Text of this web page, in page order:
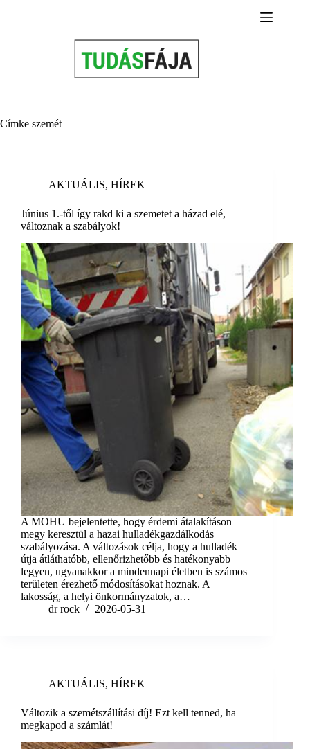
Címke szemét
AKTUÁLIS, HÍREK
Június 1.-től így rakd ki a szemetet a házad elé,
változnak a szabályok!
A MOHU bejelentette, hogy érdemi átalakításon
megy keresztül a hazai hulladékgazdálkodás
szabályozása. A változások célja, hogy a hulladék
útja átláthatóbb, ellenőrizhetőbb és hatékonyabb
legyen, ugyanakkor a mindennapi életben is számos
területen érezhető módosításokat hoznak. A
lakosság, a helyi önkormányzatok, a…
dr rock
2026-05-31
AKTUÁLIS, HÍREK
Változik a szemétszállítási díj! Ezt kell tenned, ha
megkapod a számlát!